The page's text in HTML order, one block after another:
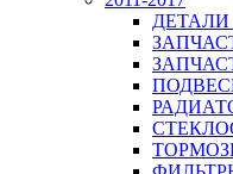
ДЕТАЛИ